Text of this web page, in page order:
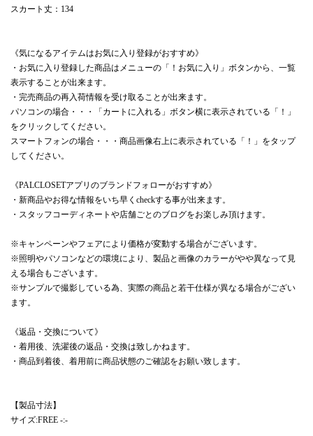
スカート丈：134
《気になるアイテムはお気に入り登録がおすすめ》
・お気に入り登録した商品はメニューの「！お気に入り」ボタンから、一覧
表示することが出来ます。
・完売商品の再入荷情報を受け取ることが出来ます。
パソコンの場合・・・「カートに入れる」ボタン横に表示されている「！」
をクリックしてください。
スマートフォンの場合・・・商品画像右上に表示されている「！」をタップ
してください。
《PALCLOSETアプリのブランドフォローがおすすめ》
・新商品やお得な情報をいち早くcheckする事が出来ます。
・スタッフコーディネートや店舗ごとのブログをお楽しみ頂けます。
※キャンペーンやフェアにより価格が変動する場合がございます。
※照明やパソコンなどの環境により、製品と画像のカラーがやや異なって見
える場合もございます。
※サンプルで撮影している為、実際の商品と若干仕様が異なる場合がござい
ます。
《返品・交換について》
・着用後、洗濯後の返品・交換は致しかねます。
・商品到着後、着用前に商品状態のご確認をお願い致します。
【製品寸法】
サイズ:FREE -:‐